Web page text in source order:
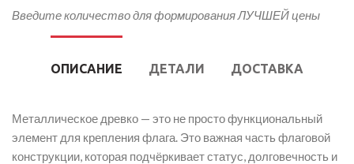
Введите количество для формирования ЛУЧШЕЙ цены
ОПИСАНИЕ ДЕТАЛИ ДОСТАВКА
Металлическое древко — это не просто функциональный
элемент для крепления флага. Это важная часть флаговой
конструкции, которая подчёркивает статус, долговечность и